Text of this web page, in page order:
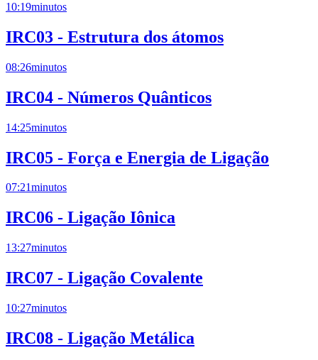
10:19minutos
IRC03 - Estrutura dos átomos
08:26minutos
IRC04 - Números Quânticos
14:25minutos
IRC05 - Força e Energia de Ligação
07:21minutos
IRC06 - Ligação Iônica
13:27minutos
IRC07 - Ligação Covalente
10:27minutos
IRC08 - Ligação Metálica